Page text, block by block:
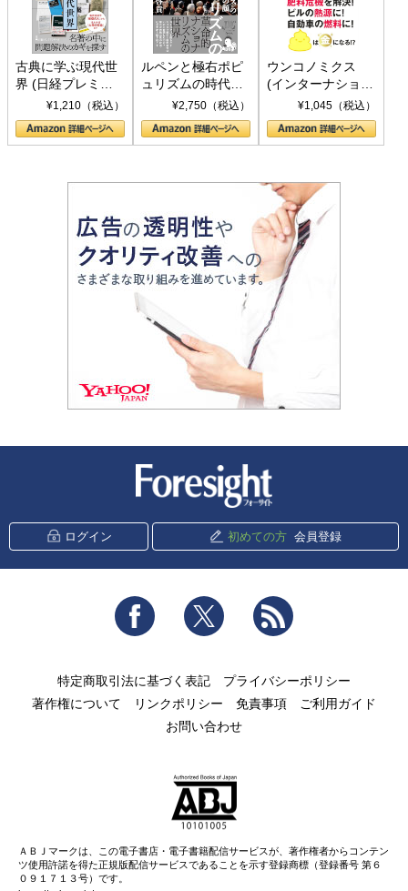
古典に学ぶ現代世
界 (日経プレミア
シリーズ)¥1,210（税込）
ルペンと極右ポピ
ュリズムの時代：
〈ヤヌス〉の二つ
の顔
¥2,750（税込）
ウンコノミクス
(インターナショナ
ル新書)¥1,045（税込）
ログイン 初めての方 会員登録
Facebook Twitter
特定商取引法に基づく表記
プライバシーポリシー
著作権について
リンクポリシー 免責事項
ご利用ガイド
お問い合わせ
ＡＢＪマークは、この電子書店・電子書籍配信サービスが、著作権者からコンテン
ツ使用許諾を得た正規版配信サービスであることを示す登録商標（登録番号 第６
０９１７１３号）です。